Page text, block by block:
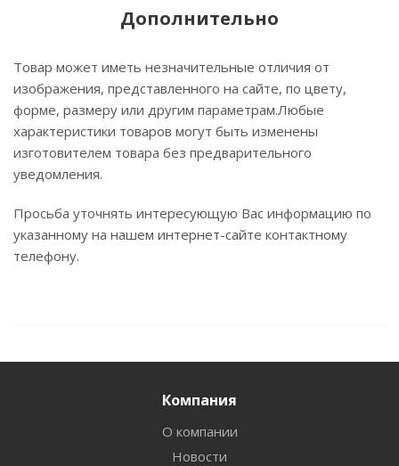
Дополнительно
Товар может иметь незначительные отличия от
изображения, представленного на сайте, по цвету,
форме, размеру или другим параметрам.Любые
характеристики товаров могут быть изменены
изготовителем товара без предварительного
уведомления.
Просьба уточнять интересующую Вас информацию по
указанному на нашем интернет-сайте контактному
телефону.
Компания
О компании
Новости